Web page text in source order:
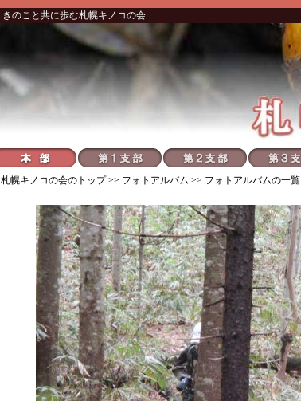
きのこと共に歩む札幌キノコの会
札幌キノコの会のトップ >> フォトアルバム >> フォトアルバムの一覧